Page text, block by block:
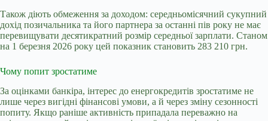
Також діють обмеження за доходом: середньомісячний сукупний
дохід позичальника та його партнера за останні пів року не має
перевищувати десятикратний розмір середньої зарплати. Станом
на 1 березня 2026 року цей показник становить 283 210 грн.
Чому попит зростатиме
За оцінками банкіра, інтерес до енергокредитів зростатиме не
лише через вигідні фінансові умови, а й через зміну сезонності
попиту. Якщо раніше активність припадала переважно на